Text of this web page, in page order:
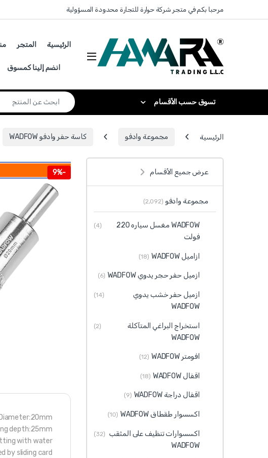
مرحبا بكم في متجر شركة حوارة للتجارة محدودة المسؤولية
الرئيسية المتجر
انضم إلينا كمسوق
تسوق حسب الأقسام
Search for:
الرئيسية مجموعة وادفو كاسة حفر وادفو WADFOW
-
9%
Diameter:20mm
depth:25mm
with water
by sliding card
عرض جميع الأقسام
مجموعة وادفو (2٬092)
WADFOW مغسل سياره 220
فولت
(4)
ازاميل WADFOW (18)
ازميل حفر حجر يدوي WADFOW (6)
ازميل حفر خشب يدوي
WADFOW
(14)
استخراج البراغي المتآكلة
WADFOW
(2)
افومتر WADFOW (12)
اقفال WADFOW (18)
اقفال دراجة WADFOW (9)
اكسسوار طقطاق WADFOW (10)
اكسسوارات تنظيف على المثقب
WADFOW
(32)